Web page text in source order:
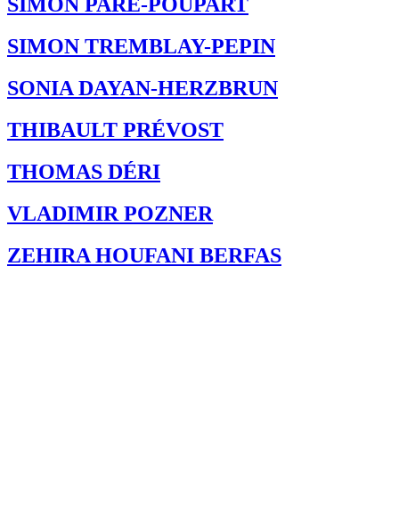
SIMON PARÉ-POUPART
SIMON TREMBLAY-PEPIN
SONIA DAYAN-HERZBRUN
THIBAULT PRÉVOST
THOMAS DÉRI
VLADIMIR POZNER
ZEHIRA HOUFANI BERFAS